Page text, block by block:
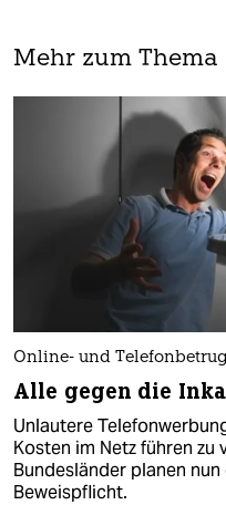
Mehr zum Thema
Online- und
Alle gegen die
Unlautere
Kosten im Netz führen zu
Bundesländer planen
Beweispflicht.